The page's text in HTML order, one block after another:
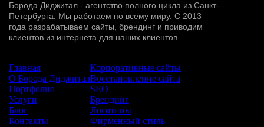
Борода Диджитал - агентство полного цикла из Санкт-
Петербурга. Мы работаем по всему миру. С 2013
года разрабатываем сайты, брендинг и приводим
клиентов из интернета для наших клиентов.
Главная
О Борода Диджитал
Портфолио
Услуги
Блог
Контакты
Корпоративные сайты
Восстановление сайта
SEO
Брендинг
Логотипы
Фирменный стиль